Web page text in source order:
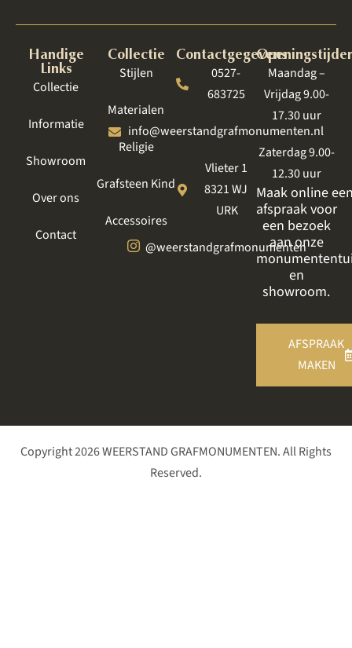
Handige
Links
Collectie
Informatie
Showroom
Over ons
Contact
Collectie
Stijlen
Materialen
Religie
Grafsteen Kind
Accessoires
Contactgegevens
0527-
683725
info@weerstandgrafmonumenten.nl
Vlieter 1
8321 WJ
URK
@weerstandgrafmonumenten
Maandag –
Vrijdag 9.00-
17.30 uur
Zaterdag 9.00-
12.30 uur
Maak online
afspraak voor
een bezoek
aan onze
en
showroom.
AFSPRAAK
MAKEN
Copyright 2026 WEERSTAND GRAFMONUMENTEN. All Rights
Reserved.